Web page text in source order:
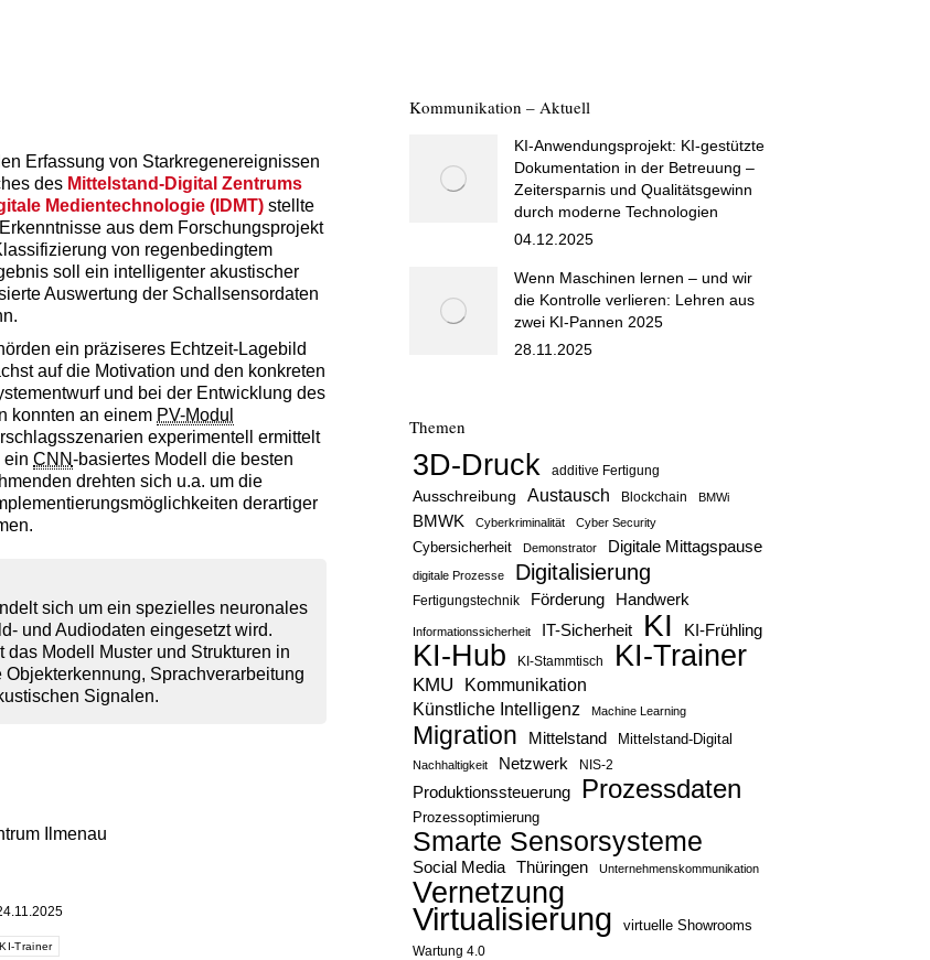
Erfassung von Starkregenereignissen
des Mittelstand-Digital Zentrums
Medientechnologie (IDMT) stellte
aus dem Forschungsprojekt
von regenbedingtem
soll ein intelligenter akustischer
Auswertung der Schallsensordaten
ein präziseres Echtzeit-Lagebild
auf die Motivation und den konkreten
und bei der Entwicklung des
konnten an einem PV-Modul
experimentell ermittelt
ein CNN-basiertes Modell die besten
drehten sich u.a. um die
derartiger
sich um ein spezielles neuronales
und Audiodaten eingesetzt wird.
Modell Muster und Strukturen in
Sprachverarbeitung
Signalen.
Ilmenau
KI-Trainer
Kommunikation – Aktuell
KI-Anwendungsprojekt: KI-gestützte
Dokumentation in der Betreuung –
Zeitersparnis und Qualitätsgewinn
durch moderne Technologien
04.12.2025
Wenn Maschinen lernen – und wir
die Kontrolle verlieren: Lehren aus
zwei KI-Pannen 2025
28.11.2025
Themen
3D-Druck additive Fertigung
Ausschreibung Austausch Blockchain BMWi
BMWK Cyberkriminalität Cyber Security
Cybersicherheit Demonstrator Digitale Mittagspause
digitale Prozesse Digitalisierung
Fertigungstechnik Förderung Handwerk
Informationssicherheit IT-Sicherheit KI KI-Frühling
KI-Hub KI-Stammtisch KI-Trainer
KMU
Kommunikation
Künstliche Intelligenz
Machine Learning
Migration Mittelstand Mittelstand-Digital
Nachhaltigkeit Netzwerk NIS-2
Produktionssteuerung Prozessdaten
Prozessoptimierung
Smarte Sensorsysteme
Social Media Thüringen Unternehmenskommunikation
Vernetzung
Virtualisierung
virtuelle Showrooms
Wartung 4.0